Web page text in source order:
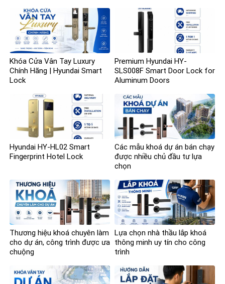
Khóa Cửa Vân Tay Luxury
Chính Hãng | Hyundai Smart
Lock
Premium Hyundai HY-
SLS008F Smart Door Lock for
Aluminum Doors
Hyundai HY-HL02 Smart
Fingerprint Hotel Lock
Các mẫu khoá dự án bán chạy
được nhiều chủ đầu tư lựa
chọn
Thương hiệu khoá chuyên làm
cho dự án, công trình được ưa
chuộng
Lựa chọn nhà thầu lắp khoá
thông minh uy tín cho công
trình